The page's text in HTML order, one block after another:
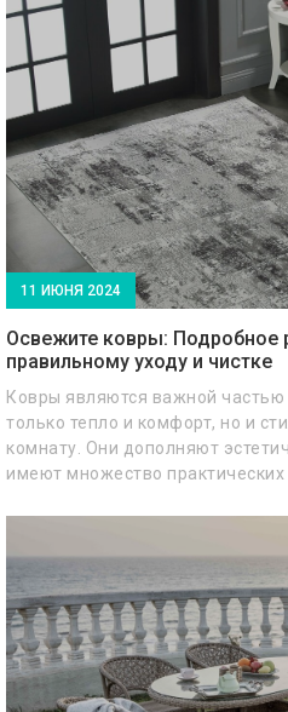
11 ИЮНЯ 2024
Освежите ковры: Подробное
правильному уходу и чистке
Ковры являются важной частью
только тепло и комфорт, но и
комнату. Они дополняют
имеют множество
В Bellona мы считаем, что
имеют решающее значение. В
подготовленном Bellona, мы
коврами и предложим